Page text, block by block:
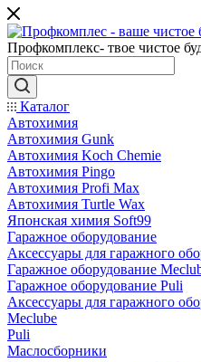
Профкомплекс- твое чистое
Каталог
Автохимия
Автохимия Gunk
Автохимия Koch Chemie
Автохимия Pingo
Автохимия Profi Max
Автохимия Turtle Wax
Японская химия Soft99
Гаражное оборудование
Аксессуары для гаражного
Гаражное оборудование
Гаражное оборудование Puli
Аксессуары для гаражного
Meclube
Puli
Маслосборники